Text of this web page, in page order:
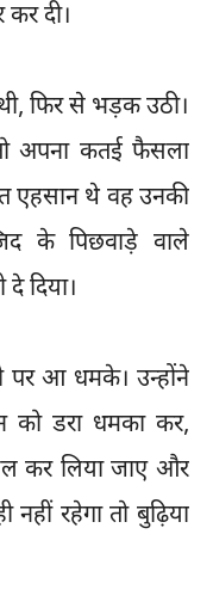
दी।
फिर से भड़क उठी।
अपना कतई फैसला
एहसान थे वह उनकी
के पिछवाड़े वाले
दिया।
पर आ धमके। उन्होंने
को डरा धमका कर,
कर लिया जाए और
नहीं रहेगा तो बुढ़िया